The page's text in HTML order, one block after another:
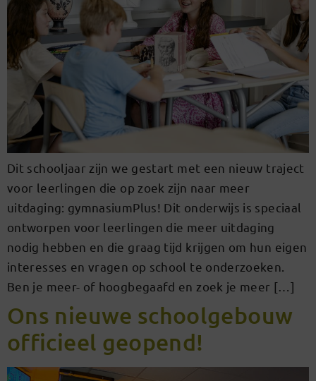
Dit schooljaar zijn we gestart met een nieuw traject
voor leerlingen die op zoek zijn naar meer
uitdaging: gymnasiumPlus! Dit onderwijs is speciaal
ontworpen voor leerlingen die meer uitdaging
nodig hebben en die graag tijd krijgen om hun eigen
interesses en vragen op school te onderzoeken.
Ben je meer- of hoogbegaafd en zoek je meer […]
Ons nieuwe schoolgebouw
officieel geopend!